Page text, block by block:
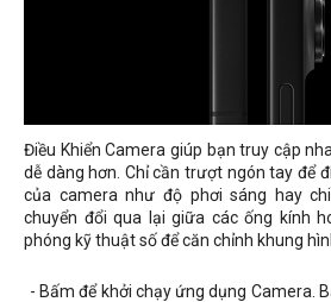
Điều Khiển Camera giúp bạn truy cập
dễ dàng hơn. Chỉ cần trượt ngón tay để
của camera như độ phơi sáng hay
chuyển đổi qua lại giữa các ống kính
phóng kỹ thuật số để căn chỉnh khung
- Bấm để khởi chạy ứng dụng Camera.